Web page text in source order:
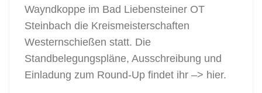
Wayndkoppe im Bad Liebensteiner OT
Steinbach die Kreismeisterschaften
Westernschießen statt. Die
Standbelegungspläne, Ausschreibung und
Einladung zum Round-Up findet ihr –> hier.